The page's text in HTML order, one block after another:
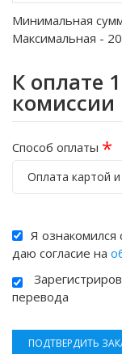
Минимальная
Максимальная -
К оплате
комиссии
Способ оплаты *
Оплата картой
Я ознакомился
даю согласие на
перевода
ПОДТВЕРДИТЬ